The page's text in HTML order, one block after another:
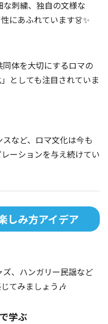
刺繍、独自の文様な
にあふれています👗✨
体を大切にするロマの
としても注目されていま
など、ロマ文化は今も
ーションを与え続けてい
しみ方アイデア
、ハンガリー民謡など
てみましょう🎶
学ぶ